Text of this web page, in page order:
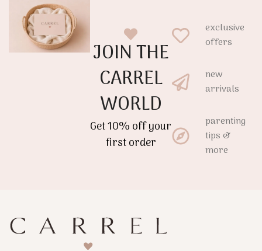
εύκολο στη μεταφορά,
αποτελεί την ιδανική λύση
τόσο για το σπίτι όσο και για
ταξίδια ή επισκέψεις.
αποτελεί ιδανική επιλογή
από τις πρώτες ημέρες του
μωρού.
JOIN THE
CARREL
WORLD
Get 10% off your
first order
exclusive
offers
new
arrivals
parenting
tips &
more